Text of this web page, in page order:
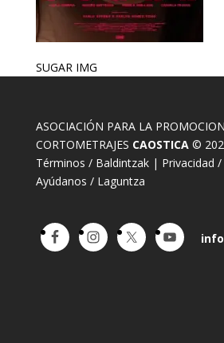
SUGAR IMG
ASOCIACIÓN PARA LA
CORTOMETRAJES CAOSTICA©
Términos / Baldintzak| Privacidad
Ayúdanos / Laguntza